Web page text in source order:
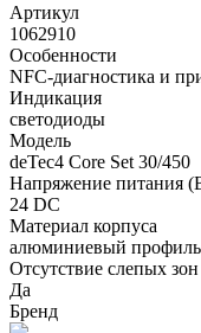
Артикул
1062910
Особенности
NFC-диагностика и
Индикация
светодиоды
Модель
deTec4 Core Set 30/450
Напряжение питания
24 DC
Материал корпуса
алюминиевый профиль
Отсутствие слепых зон
Да
Бренд